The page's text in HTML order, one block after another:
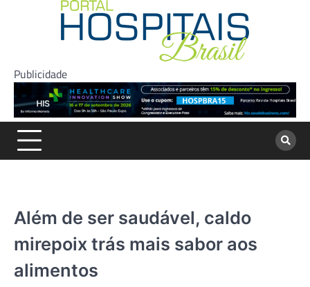
Publicidade
Além de ser saudável, caldo
mirepoix trás mais sabor aos
alimentos